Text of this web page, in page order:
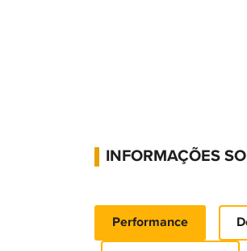
INFORMAÇÕES
Performance